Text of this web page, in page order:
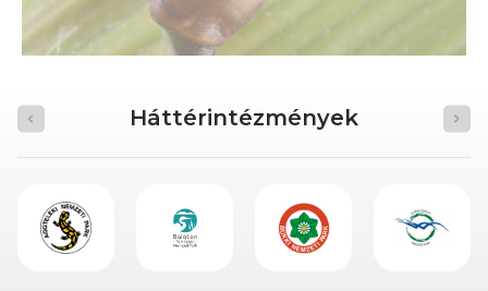
Háttérintézmények